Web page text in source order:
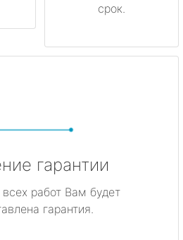
срок.
гарантии
работ Вам будет
гарантия.